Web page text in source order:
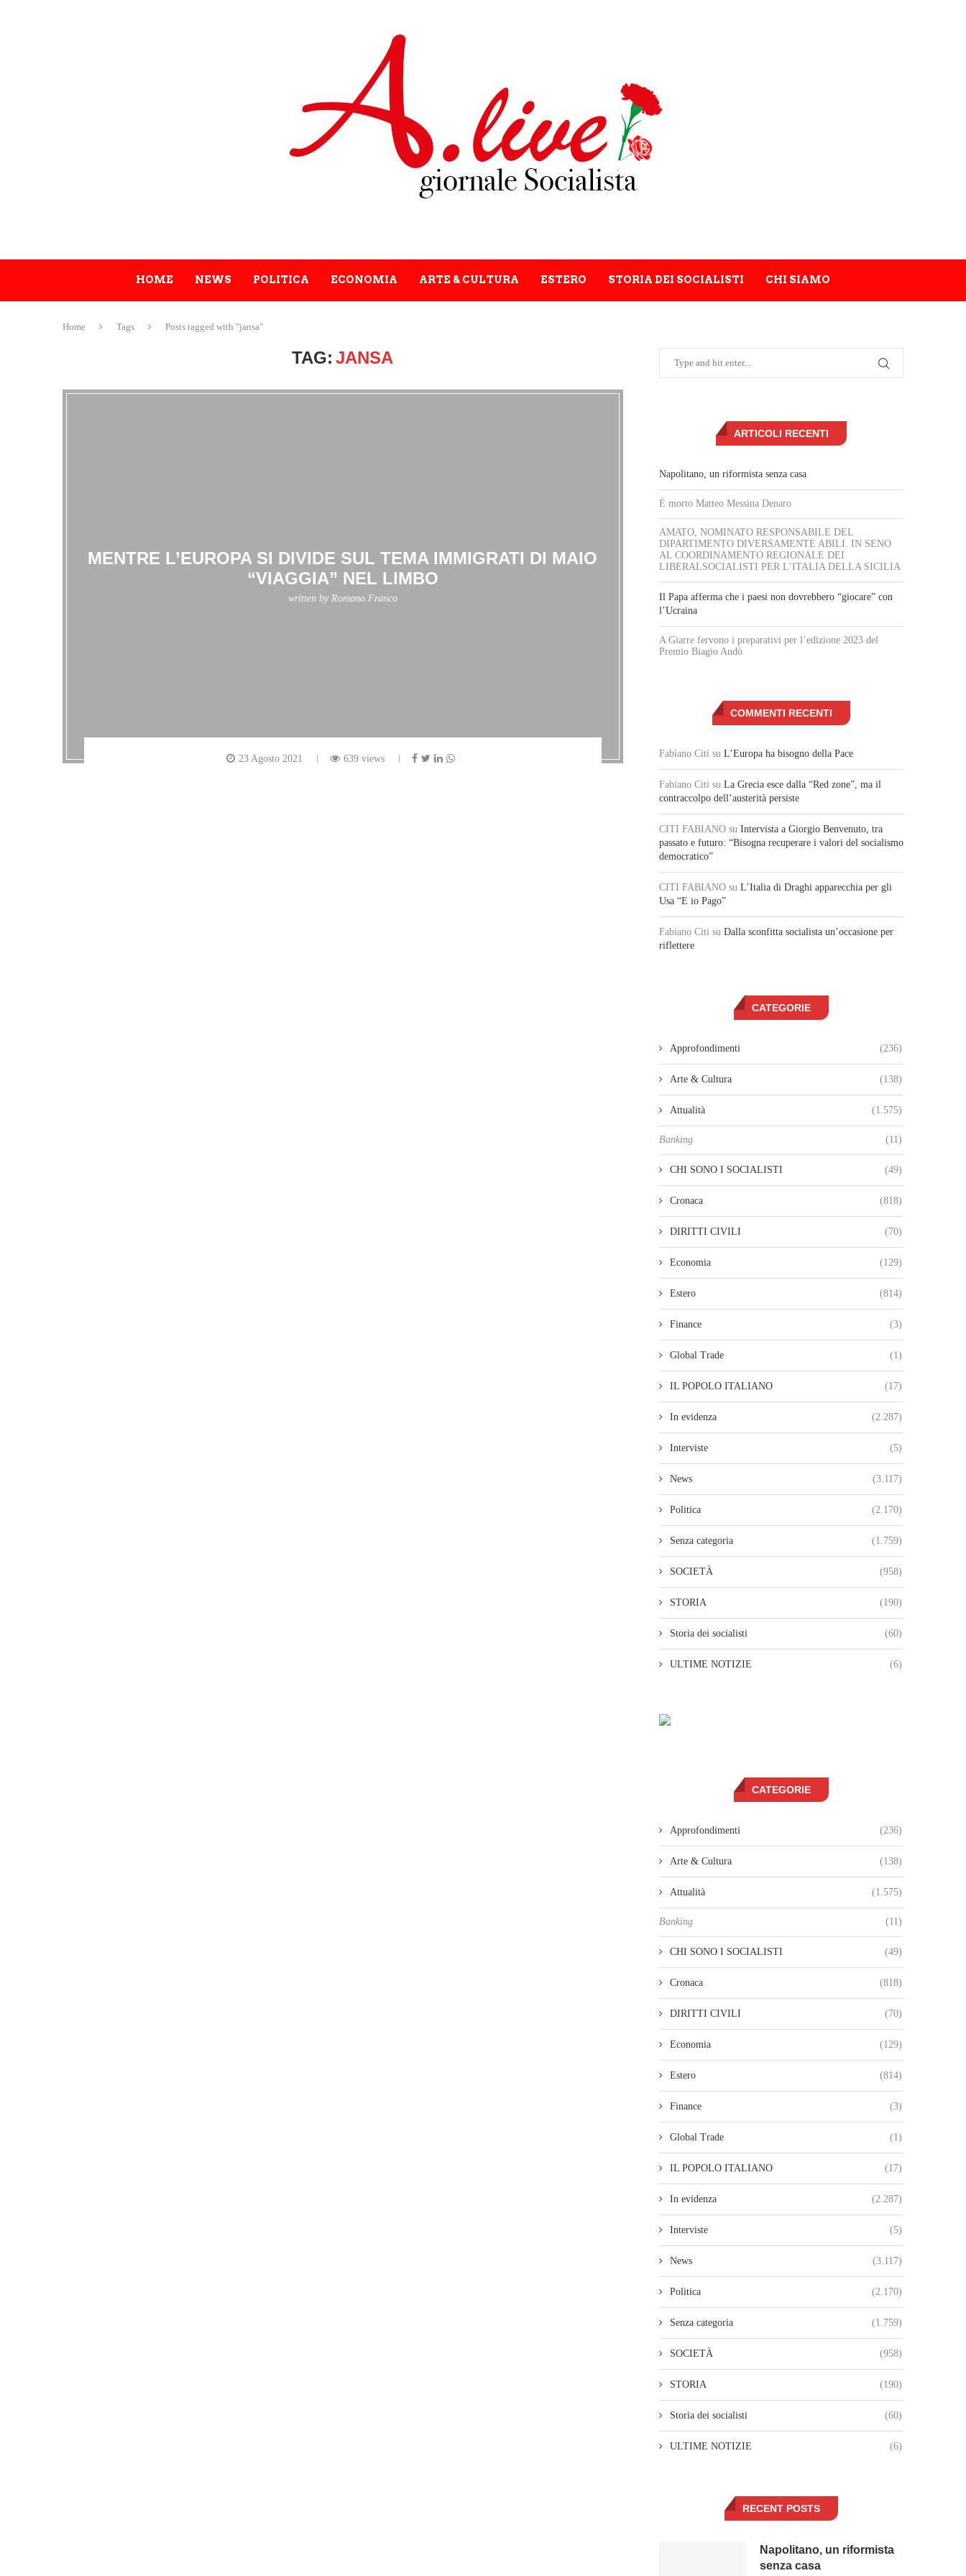
HOME NEWS POLITICA ECONOMIA ARTE & CULTURA ESTERO STORIA DEI SOCIALISTI CHI SIAMO
Home Tags Posts tagged with "jansa"
TAG: JANSA
MENTRE L’EUROPA SI DIVIDE SUL TEMA IMMIGRATI DI MAIO
“VIAGGIA” NEL LIMBO
written by Romano Franco
23 Agosto 2021 639 views
ARTICOLI RECENTI
Napolitano, un riformista senza casa
È morto Matteo Messina Denaro
AMATO, NOMINATO RESPONSABILE DEL
DIPARTIMENTO DIVERSAMENTE ABILI. IN SENO
AL COORDINAMENTO REGIONALE DEI
LIBERALSOCIALISTI PER L’ITALIA DELLA SICILIA
Il Papa afferma che i paesi non dovrebbero “giocare” con
l’Ucraina
A Giarre fervono i preparativi per l’edizione 2023 del
Premio Biagio Andò
COMMENTI RECENTI
Fabiano Citi su L’Europa ha bisogno della Pace
Fabiano Citi su La Grecia esce dalla “Red zone”, ma il
contraccolpo dell’austerità persiste
CITI FABIANO su Intervista a Giorgio Benvenuto, tra
passato e futuro: “Bisogna recuperare i valori del socialismo
democratico”
CITI FABIANO su L’Italia di Draghi apparecchia per gli
Usa “E io Pago”
Fabiano Citi su Dalla sconfitta socialista un’occasione per
riflettere
CATEGORIE
Approfondimenti (236)
Arte & Cultura (138)
Attualità (1.575)
Banking (11)
CHI SONO I SOCIALISTI (49)
Cronaca (818)
DIRITTI CIVILI (70)
Economia (129)
Estero (814)
Finance (3)
Global Trade (1)
IL POPOLO ITALIANO (17)
In evidenza (2.287)
Interviste (5)
News (3.117)
Politica (2.170)
Senza categoria (1.759)
SOCIETÀ (958)
STORIA (190)
Storia dei socialisti (60)
ULTIME NOTIZIE (6)
CATEGORIE
Approfondimenti (236)
Arte & Cultura (138)
Attualità (1.575)
Banking (11)
CHI SONO I SOCIALISTI (49)
Cronaca (818)
DIRITTI CIVILI (70)
Economia (129)
Estero (814)
Finance (3)
Global Trade (1)
IL POPOLO ITALIANO (17)
In evidenza (2.287)
Interviste (5)
News (3.117)
Politica (2.170)
Senza categoria (1.759)
SOCIETÀ (958)
STORIA (190)
Storia dei socialisti (60)
ULTIME NOTIZIE (6)
RECENT POSTS
Napolitano, un riformista
senza casa